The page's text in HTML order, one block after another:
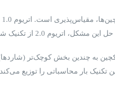
از تکنیک شاردینگ استفاده می‌کند.
به چندین بخش کوچک‌تر
تکنیک بار محاسباتی را توزیع